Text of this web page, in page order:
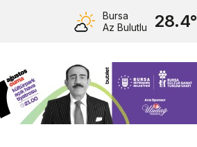
Bursa
Az Bulutlu
28.4°